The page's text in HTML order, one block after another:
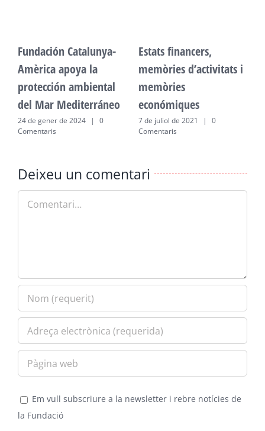
Fundación Catalunya-
Amèrica apoya la
protección ambiental
del Mar Mediterráneo
24 de gener de 2024 |
0
Comentaris
Estats financers,
memòries d’activitats i
memòries
económiques
7 de juliol de 2021 |
0
Comentaris
Deixeu un comentari
Em vull subscriure a la newsletter i rebre notícies de
la Fundació